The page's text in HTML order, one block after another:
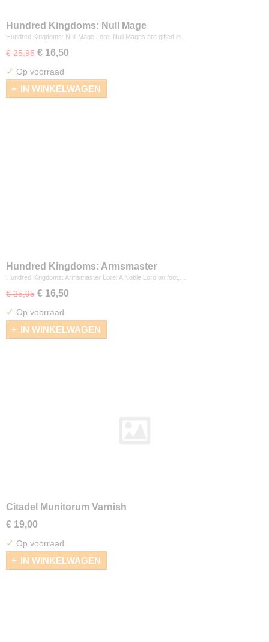
Hundred Kingdoms: Null Mage
Hundred Kingdoms: Null Mage Lore: Null Mages are gifted in…
€ 25,95 € 16,50
✓ Op voorraad
IN WINKELWAGEN
Hundred Kingdoms: Armsmaster
Hundred Kingdoms: Armsmaster Lore: A Noble Lord on foot,…
€ 25,95 € 16,50
✓ Op voorraad
IN WINKELWAGEN
Citadel Munitorum Varnish
€ 19,00
✓ Op voorraad
IN WINKELWAGEN